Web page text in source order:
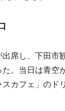
席し、下田市
。当日は青空
カフェ」のド